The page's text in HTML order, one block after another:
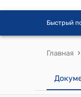
Быстрый
Главная ›